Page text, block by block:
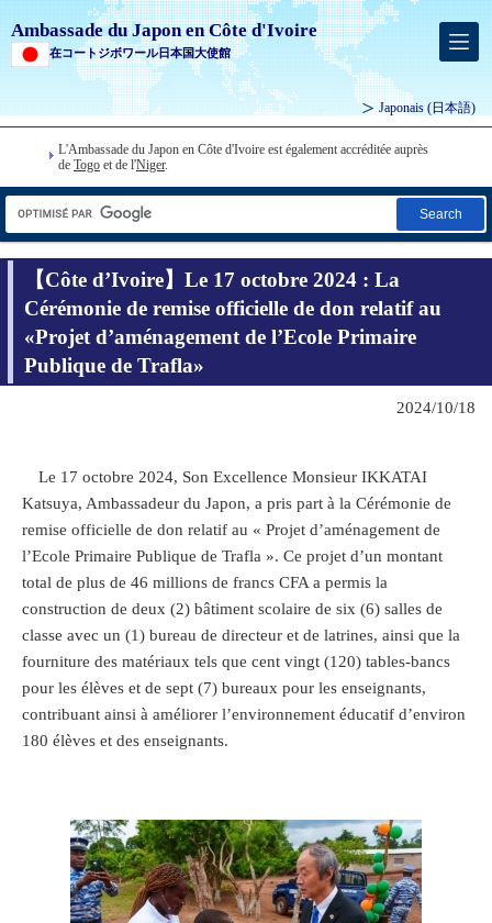
Ambassade du Japon en Côte d'Ivoire
在コートジボワール日本国大使館
Japonais (日本語)
L'Ambassade du Japon en Côte d'Ivoire est également accréditée auprès
de Togo et de l'Niger.
Search
【Côte d’Ivoire】Le 17 octobre 2024 : La
Cérémonie de remise officielle de don relatif au
«Projet d’aménagement de l’Ecole Primaire
Publique de Trafla»
2024/10/18
Le 17 octobre 2024, Son Excellence Monsieur IKKATAI
Katsuya, Ambassadeur du Japon, a pris part à la Cérémonie de
remise officielle de don relatif au « Projet d’aménagement de
l’Ecole Primaire Publique de Trafla ». Ce projet d’un montant
total de plus de 46 millions de francs CFA a permis la
construction de deux (2) bâtiment scolaire de six (6) salles de
classe avec un (1) bureau de directeur et de latrines, ainsi que la
fourniture des matériaux tels que cent vingt (120) tables-bancs
pour les élèves et de sept (7) bureaux pour les enseignants,
contribuant ainsi à améliorer l’environnement éducatif d’environ
180 élèves et des enseignants.